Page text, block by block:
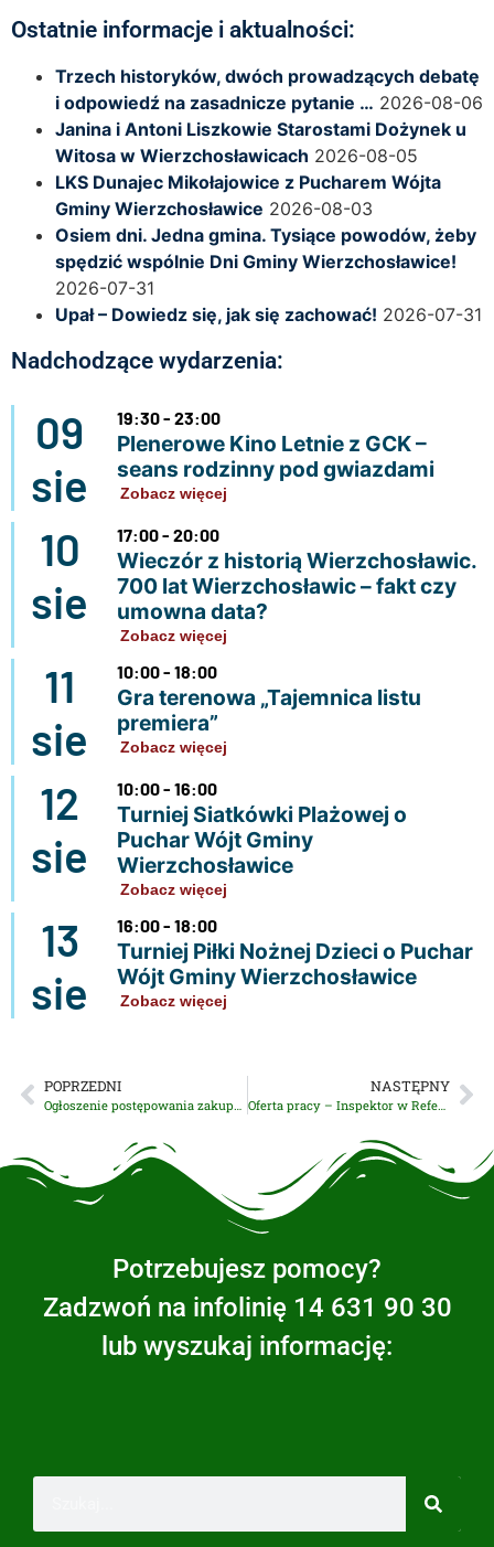
Ostatnie informacje i aktualności:
Trzech historyków, dwóch prowadzących debatę
i odpowiedź na zasadnicze pytanie … 2026-08-06
Janina i Antoni Liszkowie Starostami Dożynek u
Witosa w Wierzchosławicach 2026-08-05
LKS Dunajec Mikołajowice z Pucharem Wójta
Gminy Wierzchosławice 2026-08-03
Osiem dni. Jedna gmina. Tysiące powodów, żeby
spędzić wspólnie Dni Gminy Wierzchosławice!
2026-07-31
Upał – Dowiedz się, jak się zachować! 2026-07-31
Nadchodzące wydarzenia:
09
sie
19:30 - 23:00
Plenerowe Kino Letnie z GCK –
seans rodzinny pod gwiazdami
Zobacz więcej
10
sie
17:00 - 20:00
Wieczór z historią Wierzchosławic.
700 lat Wierzchosławic – fakt czy
umowna data?
Zobacz więcej
11
sie
10:00 - 18:00
Gra terenowa „Tajemnica listu
premiera”
Zobacz więcej
12
sie
10:00 - 16:00
Turniej Siatkówki Plażowej o
Puchar Wójt Gminy
Wierzchosławice
Zobacz więcej
13
sie
16:00 - 18:00
Turniej Piłki Nożnej Dzieci o Puchar
Wójt Gminy Wierzchosławice
Zobacz więcej
POPRZEDNI NASTĘPNY
Oferta pracy – Inspektor w Referacie Inwestycji, Rozwoju i Drogownictwa
Potrzebujesz pomocy?
Zadzwoń na infolinię 14 631 90 30
lub wyszukaj informację: